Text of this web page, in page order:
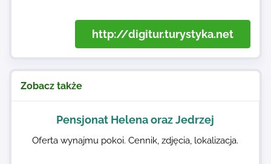
http://digitur.turystyka.net
Zobacz także
Pensjonat Helena oraz Jedrzej
Oferta wynajmu pokoi. Cennik, zdjęcia, lokalizacja.